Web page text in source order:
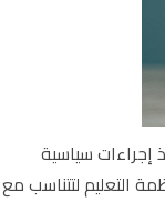
إجراءات سياسية
التعليم لتتناسب مع